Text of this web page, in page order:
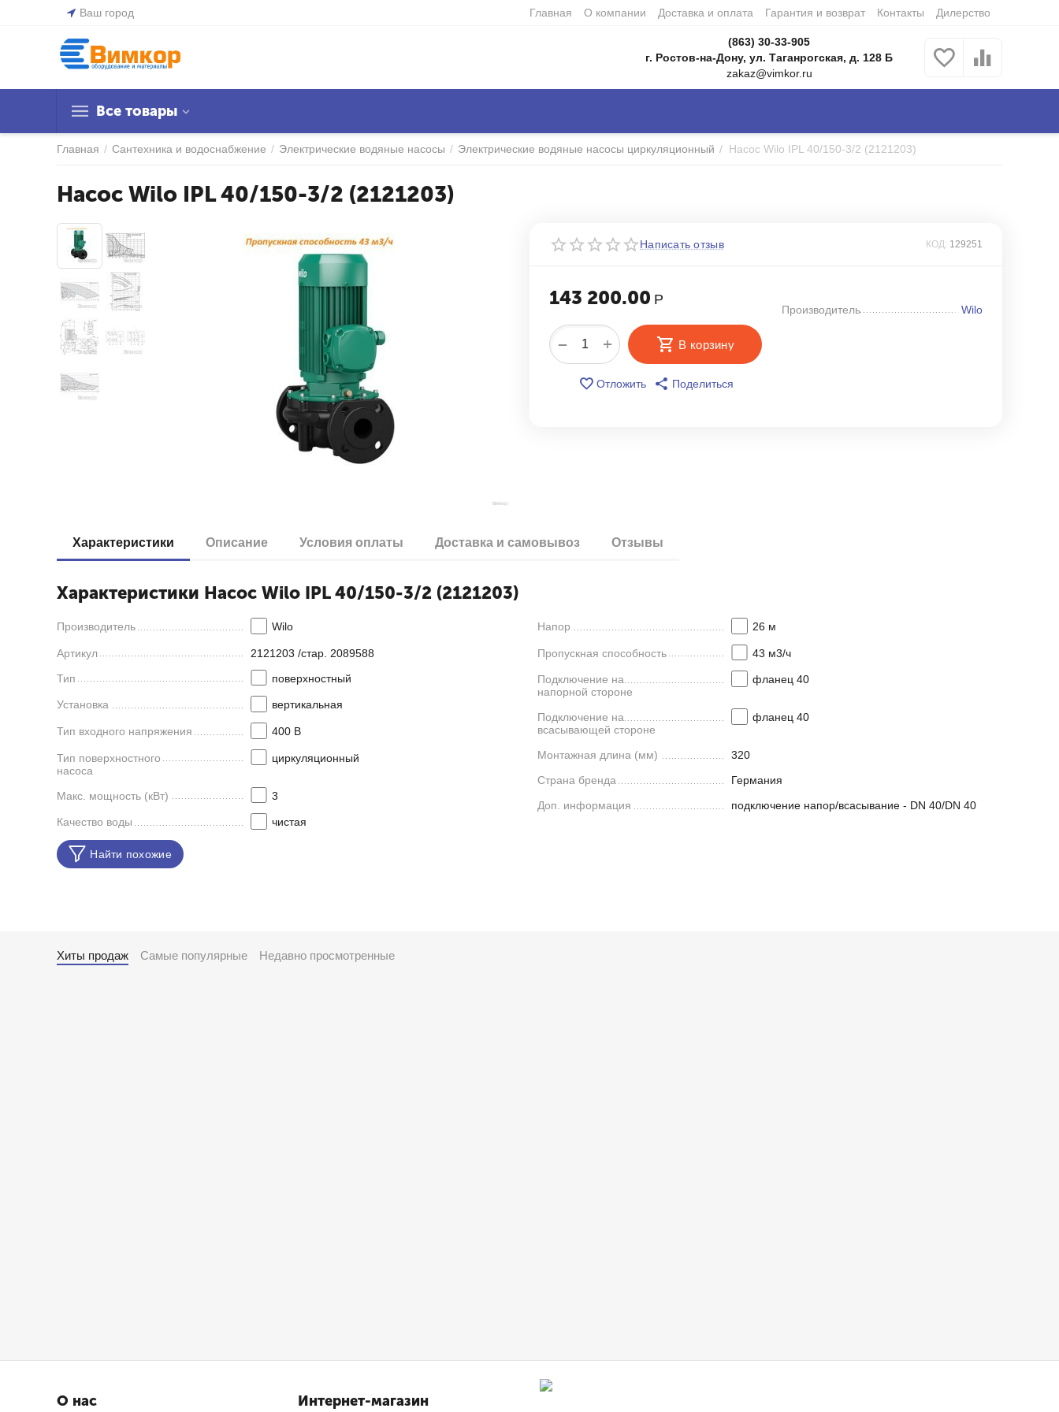
Ваш город Главная О компании Доставка и оплата Гарантия и возврат Контакты Дилерство
(863) 30-33-905
г. Ростов-на-Дону, ул. Таганрогская, д. 128 Б
zakaz@vimkor.ru
Все товары
Главная / Сантехника и водоснабжение / Электрические водяные насосы / Электрические водяные насосы циркуляционный / Насос Wilo IPL 40/150-3/2 (2121203)
Насос Wilo IPL 40/150-3/2 (2121203)
Написать отзыв КОД: 129251
143 200.00 Р
+
− В корзину
Отложить Поделиться
Производитель Wilo
Характеристики Описание Условия оплаты Доставка и самовывоз Отзывы
Характеристики Насос Wilo IPL 40/150-3/2 (2121203)
Производитель Wilo
Артикул
2121203 /стар. 2089588
Тип
поверхностный
Установка вертикальная
Тип входного напряжения 400 В
Тип поверхностного
насоса
циркуляционный
Макс. мощность (кВт) 3
Качество воды чистая
Напор 26 м
Пропускная способность 43 м3/ч
Подключение на
напорной стороне
фланец 40
Подключение на
всасывающей стороне
фланец 40
Монтажная длина (мм)
320
Страна бренда
Германия
Доп. информация
подключение напор/всасывание - DN 40/DN 40
Найти похожие
Хиты продаж Самые популярные Недавно просмотренные
О нас Интернет-магазин